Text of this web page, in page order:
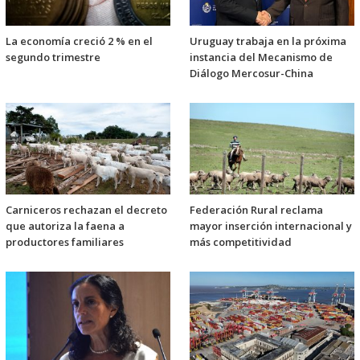
La economía creció 2 % en el
segundo trimestre
Uruguay trabaja en la próxima
instancia del Mecanismo de
Diálogo Mercosur-China
Carniceros rechazan el decreto
que autoriza la faena a
productores familiares
Federación Rural reclama
mayor inserción internacional y
más competitividad